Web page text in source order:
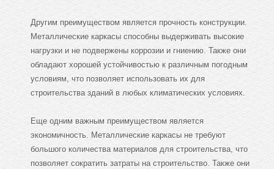
Другим преимуществом является прочность конструкции.
Металлические каркасы способны выдерживать высокие
нагрузки и не подвержены коррозии и гниению. Также они
обладают хорошей устойчивостью к различным погодным
условиям, что позволяет использовать их для
строительства зданий в любых климатических условиях.
Еще одним важным преимуществом является
экономичность. Металлические каркасы не требуют
большого количества материалов для строительства, что
позволяет сократить затраты на строительство. Также они